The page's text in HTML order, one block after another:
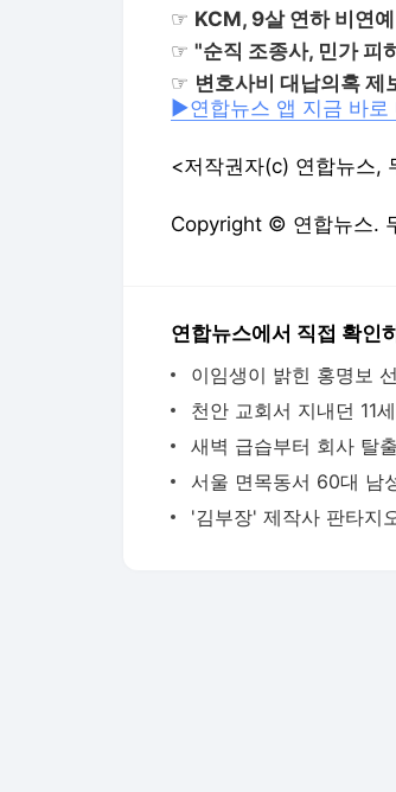
☞ KCM, 9살 연하 비연
☞ "순직 조종사, 민가 피
☞ 변호사비 대납의혹 제
▶연합뉴스 앱 지금 바로
<저작권자(c) 연합뉴스,
Copyright © 연합뉴스.
연합뉴스에서 직접 확인